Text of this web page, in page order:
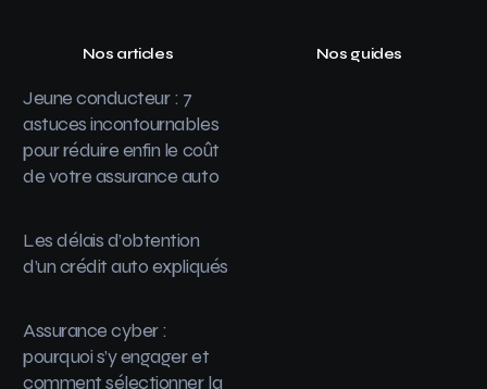
Nos articles
Jeune conducteur : 7
astuces incontournables
pour réduire enfin le coût
de votre assurance auto
Les délais d’obtention
d’un crédit auto expliqués
Assurance cyber :
pourquoi s’y engager et
comment sélectionner la
Nos guides